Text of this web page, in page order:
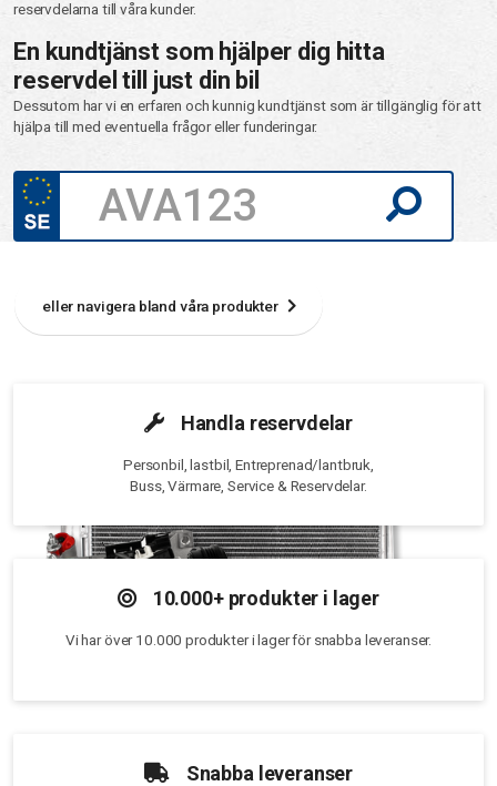
reservdelarna till våra kunder.
En kundtjänst som hjälper dig hitta
reservdel till just din bil
Dessutom har vi en erfaren och kunnig kundtjänst som är tillgänglig för att
hjälpa till med eventuella frågor eller funderingar.
eller navigera bland våra produkter
Handla reservdelar
Personbil, lastbil, Entreprenad/lantbruk,
Buss, Värmare, Service & Reservdelar.
10.000+ produkter i lager
Vi har över 10.000 produkter i lager för snabba leveranser.
Snabba leveranser